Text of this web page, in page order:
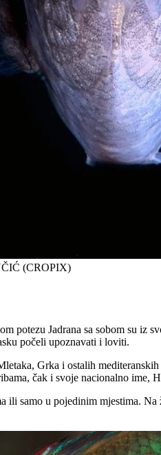
(CROPIX)
potezu Jadrana sa sobom su
počeli upoznavati i loviti.
Grka i ostalih
čak i svoje nacionalno
ili samo u pojedinim mjestima.